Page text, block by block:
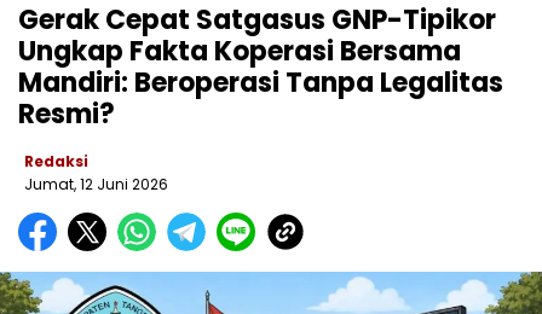
Gerak Cepat Satgasus GNP-Tipikor
Ungkap Fakta Koperasi Bersama
Mandiri: Beroperasi Tanpa Legalitas
Resmi?
Redaksi
Jumat, 12 Juni 2026